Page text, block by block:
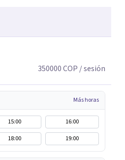
350000COP / sesión
Más horas
15:00
16:00
18:00 19:00